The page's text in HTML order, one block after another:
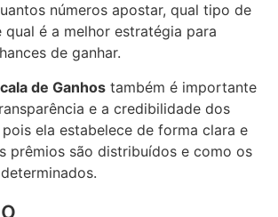
números apostar, qual tipo de
é a melhor estratégia para
de ganhar.
de Ganhos também é importante
e a credibilidade dos
ela estabelece de forma clara e
prêmios são distribuídos e como os